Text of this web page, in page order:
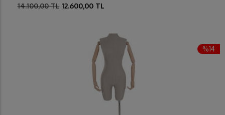
14.100,00 TL 12.600,00 TL
%14